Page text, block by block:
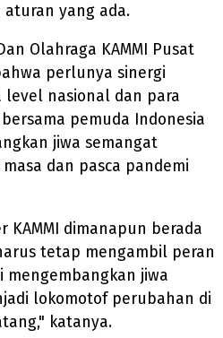
aturan yang ada.
Olahraga KAMMI Pusat
perlunya sinergi
level nasional dan para
pemuda Indonesia
jiwa semangat
dan pasca pandemi
KAMMI dimanapun berada
tetap mengambil peran
jiwa
lokomotof perubahan di
katanya.